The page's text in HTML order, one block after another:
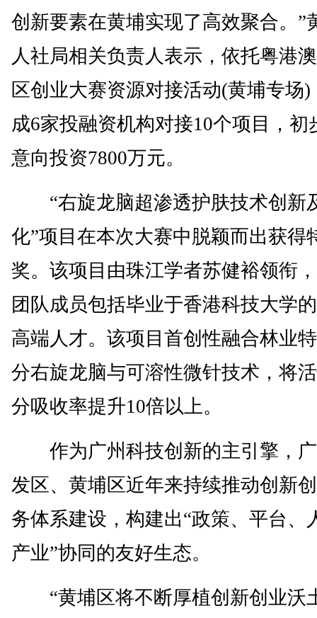
创新要素在黄埔实现了高效聚合。”
人社局相关负责人表示，依托粤港
区创业大赛资源对接活动(黄埔专场)
成6家投融资机构对接10个项目，初
意向投资7800万元。
“右旋龙脑超渗透护肤技术创新
化”项目在本次大赛中脱颖而出获得
奖。该项目由珠江学者苏健裕领衔
团队成员包括毕业于香港科技大学
高端人才。该项目首创性融合林业
分右旋龙脑与可溶性微针技术，将
分吸收率提升10倍以上。
作为广州科技创新的主引擎，
发区、黄埔区近年来持续推动创新
务体系建设，构建出“政策、平台、
产业”协同的友好生态。
“黄埔区将不断厚植创新创业沃